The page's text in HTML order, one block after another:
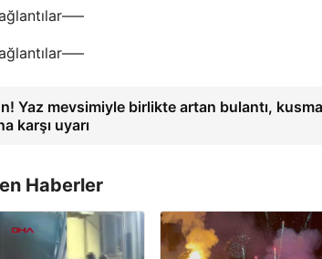
Yaz mevsimiyle birlikte artan bulantı,
karşı uyarı
Haberler